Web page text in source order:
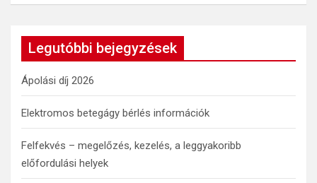
a
h
Legutóbbi bejegyzések
Ápolási díj 2026
Elektromos betegágy bérlés információk
Felfekvés – megelőzés, kezelés, a leggyakoribb
előfordulási helyek